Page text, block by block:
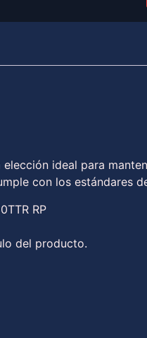
elección ideal para
con los estándares
RP
del producto.